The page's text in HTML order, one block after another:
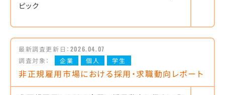
ピック
最新調査更新日： 2026.04.07
調査対象：
企業 個人 学生
非正規雇用市場における採用・求職動向レポート